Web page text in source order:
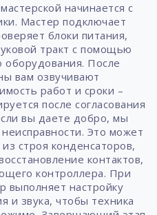
начинается с
Мастер подключает
блоки питания,
тракт с помощью
оборудования. После
вам озвучивают
работ и сроки –
после согласования
вы даете добро, мы
Это может
строя конденсаторов,
контактов,
контроллера. При
выполняет настройку
и звука, чтобы техника